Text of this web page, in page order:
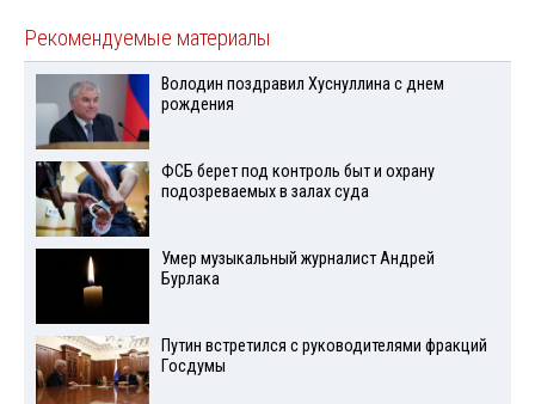
Рекомендуемые материалы
Володин поздравил Хуснуллина с днем
рождения
ФСБ берет под контроль быт и охрану
подозреваемых в залах суда
Умер музыкальный журналист Андрей
Бурлака
Путин встретился с руководителями фракций
Госдумы